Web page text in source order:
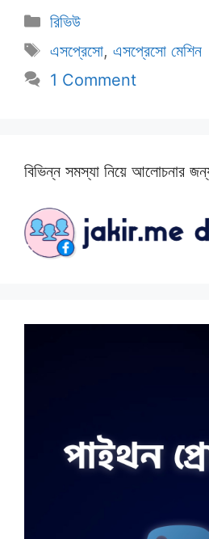
Categories
রিভিউ
Tags
এসপ্রেসো, এসপ্রেসো মেশিন
1 Comment
বিভিন্ন সমস্যা নিয়ে আলোচনার